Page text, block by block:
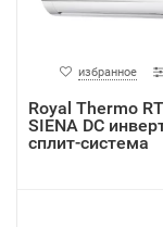
избранное
Royal Thermo
SIENA DC
сплит-система